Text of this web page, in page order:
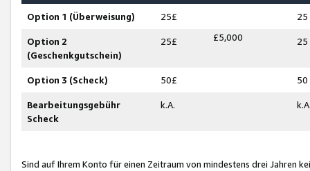
Option 1 (Überweisung) 25£ 25
Option 2
(Geschenkgutschein)
25£ £5,000 25
Option 3 (Scheck) 50£ 50
Bearbeitungsgebühr
Scheck
k.A.
Sind auf Ihrem Konto für einen Zeitraum von mindestens drei Jahren